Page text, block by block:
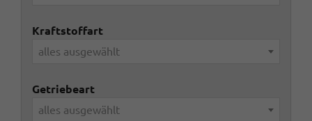
Kraftstoffart
alles ausgewählt
Getriebeart
alles ausgewählt